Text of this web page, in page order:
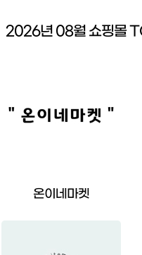
2026년 08월 쇼핑몰
온이네마켓